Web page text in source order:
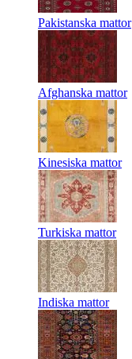
Pakistanska mattor
Afghanska mattor
Kinesiska mattor
Turkiska mattor
Indiska mattor